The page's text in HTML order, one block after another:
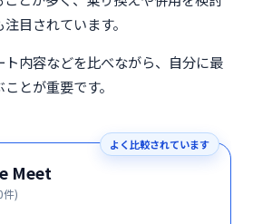
目されています。
内容などを比べながら、自分に最
とが重要です。
よく比較されています
Meet
件)